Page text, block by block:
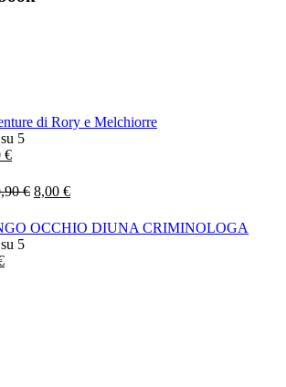
di Rory e Melchiorre
su 5
€.
€Il
attuale
16,00 €.
€ prezzo
originale
era:
19,90 €.
8,00 €prezzo
attuale
è:
8,00 €.
OCCHIO DIUNA CRIMINOLOGA
su 5
Il